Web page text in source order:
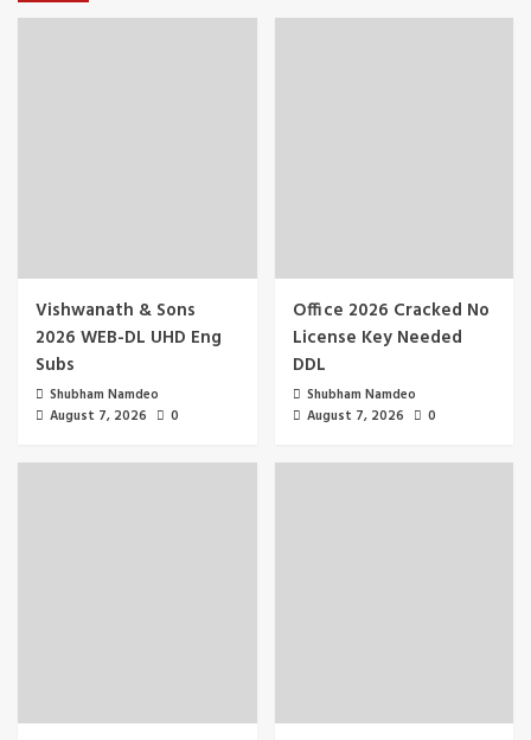
Vishwanath & Sons
2026 WEB-DL UHD Eng
Subs
Shubham Namdeo
August 7, 2026
0
Office 2026 Cracked No
License Key Needed
DDL
Shubham Namdeo
August 7, 2026
0